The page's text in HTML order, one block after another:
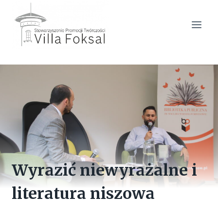
treści
Wyrazić niewyrażalne i
literatura niszowa